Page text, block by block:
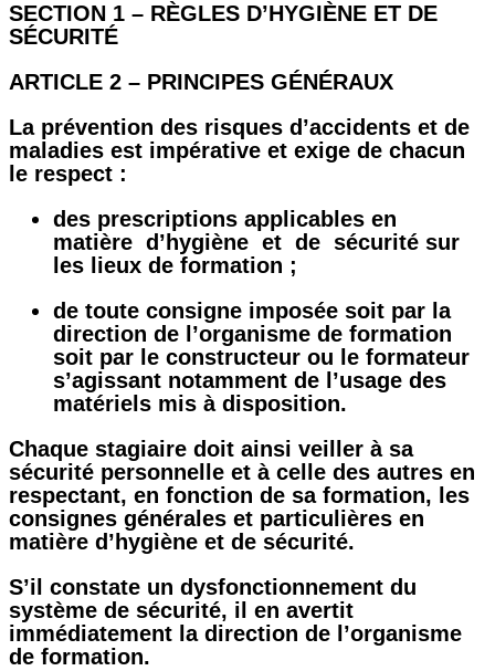
SECTION 1 – RÈGLES D’HYGIÈNE ET DE
SÉCURITÉ
ARTICLE 2 – PRINCIPES GÉNÉRAUX
La prévention des risques d’accidents et de
maladies est impérative et exige de chacun
le respect :
des prescriptions applicables en
matière d’hygiène et de sécurité sur
les lieux de formation ;
de toute consigne imposée soit par la
direction de l’organisme de formation
soit par le constructeur ou le formateur
s’agissant notamment de l’usage des
matériels mis à disposition.
Chaque stagiaire doit ainsi veiller à sa
sécurité personnelle et à celle des autres en
respectant, en fonction de sa formation, les
consignes générales et particulières en
matière d’hygiène et de sécurité.
S’il constate un dysfonctionnement du
système de sécurité, il en avertit
immédiatement la direction de l’organisme
de formation.